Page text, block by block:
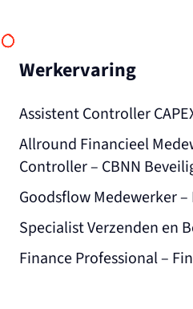
Werkervaring
Assistent Controller
Allround Financieel
Controller – CBNN
Goodsflow Medewerker –
Specialist Verzenden en
Finance Professional –